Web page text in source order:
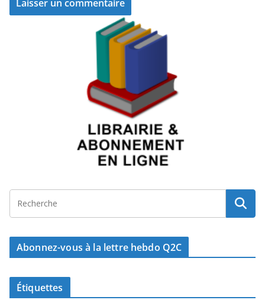
Abonnez-vous à la lettre hebdo Q2C
Étiquettes